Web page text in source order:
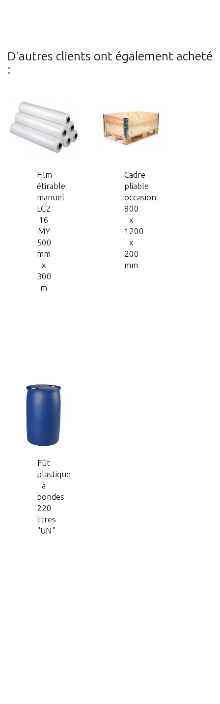
D'autres clients ont également acheté
:
Film
étirable
manuel
LC2
16
MY
500
mm
x
300
m
Cadre
pliable
occasion
800
x
1200
x
200
mm
Fût
plastique
à
bondes
220
litres
"UN"